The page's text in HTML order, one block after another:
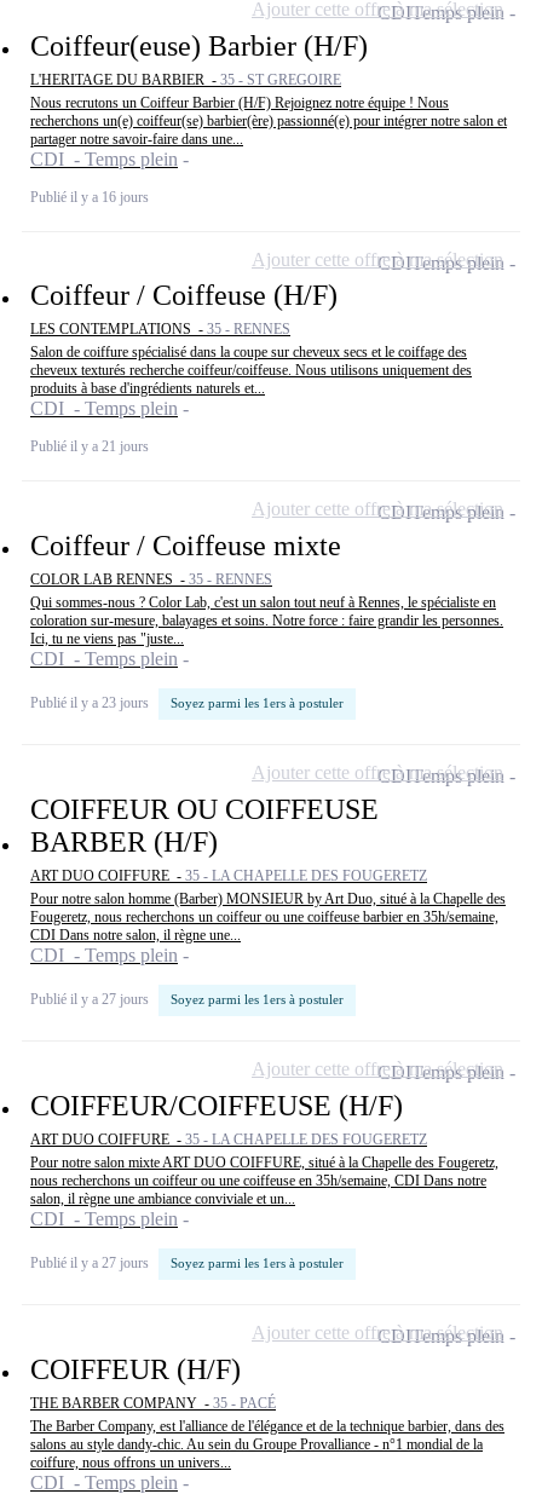
Coiffeur(euse) Barbier (H/F)
L'HERITAGE DU BARBIER - 35 - ST GREGOIRE
Nous recrutons un Coiffeur Barbier (H/F) Rejoignez notre équipe ! Nous
recherchons un(e) coiffeur(se) barbier(ère) passionné(e) pour intégrer notre salon et
partager notre savoir-faire dans une...
CDI - Temps plein
Publié il y a 16 jours
CDITemps plein
Ajouter cette offre à ma sélection
Coiffeur / Coiffeuse (H/F)
LES CONTEMPLATIONS - 35 - RENNES
Salon de coiffure spécialisé dans la coupe sur cheveux secs et le coiffage des
cheveux texturés recherche coiffeur/coiffeuse. Nous utilisons uniquement des
produits à base d'ingrédients naturels et...
CDI - Temps plein
Publié il y a 21 jours
CDITemps plein
Ajouter cette offre à ma sélection
Coiffeur / Coiffeuse mixte
COLOR LAB RENNES - 35 - RENNES
Qui sommes-nous ? Color Lab, c'est un salon tout neuf à Rennes, le spécialiste en
coloration sur-mesure, balayages et soins. Notre force : faire grandir les personnes.
Ici, tu ne viens pas "juste...
CDI - Temps plein
Publié il y a 23 jours Soyez parmi les 1ers à postuler
CDITemps plein
Ajouter cette offre à ma sélection
COIFFEUR OU COIFFEUSE
BARBER (H/F)
ART DUO COIFFURE - 35 - LA CHAPELLE DES FOUGERETZ
Pour notre salon homme (Barber) MONSIEUR by Art Duo, situé à la Chapelle des
Fougeretz, nous recherchons un coiffeur ou une coiffeuse barbier en 35h/semaine,
CDI Dans notre salon, il règne une...
CDI - Temps plein
Publié il y a 27 jours Soyez parmi les 1ers à postuler
CDITemps plein
Ajouter cette offre à ma sélection
COIFFEUR/COIFFEUSE (H/F)
ART DUO COIFFURE - 35 - LA CHAPELLE DES FOUGERETZ
Pour notre salon mixte ART DUO COIFFURE, situé à la Chapelle des Fougeretz,
nous recherchons un coiffeur ou une coiffeuse en 35h/semaine, CDI Dans notre
salon, il règne une ambiance conviviale et un...
CDI - Temps plein
Publié il y a 27 jours Soyez parmi les 1ers à postuler
CDITemps plein
Ajouter cette offre à ma sélection
COIFFEUR (H/F)
THE BARBER COMPANY - 35 - PACÉ
The Barber Company, est l'alliance de l'élégance et de la technique barbier, dans des
salons au style dandy-chic. Au sein du Groupe Provalliance - n°1 mondial de la
coiffure, nous offrons un univers...
CDI - Temps plein
CDITemps plein
Ajouter cette offre à ma sélection